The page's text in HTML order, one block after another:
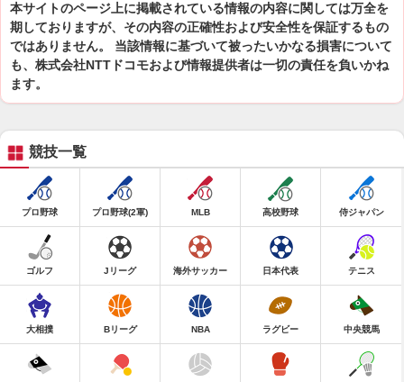
本サイトのページ上に掲載されている情報の内容に関しては万全を
期しておりますが、その内容の正確性および安全性を保証するもの
ではありません。 当該情報に基づいて被ったいかなる損害について
も、株式会社NTTドコモおよび情報提供者は一切の責任を負いかね
ます。
競技一覧
プロ野球 プロ野球(2軍) MLB 高校野球 侍ジャパン
ゴルフ Jリーグ 海外サッカー 日本代表 テニス
大相撲 Bリーグ NBA ラグビー 中央競馬